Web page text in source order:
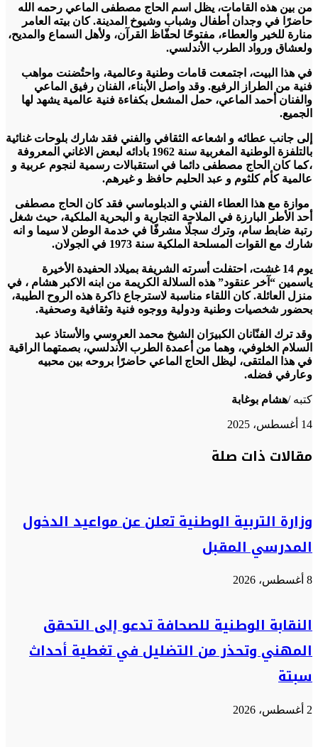
من بين هذه القامات، يظل اسم الحاج مصطفى الماعي رحمه الله
حاضرًا في وجدان أطفال وشباب وشيوخ المدينة. كان بيته العامر
منارة للخير والعطاء، مفتوحًا لحفّاظ القرآن، ولأهل السماع والمديح،
ولعشاق ورواد الطرب الأندلسي.
في هذا البيت، اجتمعت قامات وطنية وعالمية، واحتُضنت مواهب
فنية من الطراز الرفيع. وقد واصل الأبناء، الفنان رفيق الماعي
والفنان أحمد الماعي، حمل المشعل بكفاءة فنية عالمية يشهد لها
الجميع.
إلى جانب عطائه و اشعاعه الثقافي والفني فقد شارك بلوحات غنائية
بالتلفزة الوطنية المغربية سنة 1962 بادائه لبعض الاغاني المعروفة
،كما كان الحاج مصطفى دائما في استقبالات رسمية لنجوم عربية و
عالمية كأم كلثوم و عبد الحليم حافظ و غيرهم.
موازة مع هذا العطاء الفني و الدبلوماسي فقد كان الحاج مصطفى
أحد الأطر البارزة في الملاحة التجارية و البحرية الملكية، حيث شغل
رتبة ضابط سام، وترك سجلًا مشرفًا في خدمة الوطن لا سيما و انه
شارك مع القوات المسلحة الملكية سنة 1973 في الجولان.
يوم 14 غشت، احتفلت أسرته الشريفة بميلاد الحفيدة الأخيرة
ياسمين “آخر عنقود” هذه السلالة الكريمة من ابنه الاكبر هشام ، في
منزل العائلة. كان اللقاء مناسبة لاسترجاع ذاكرة هذه الروح الطيبة،
بحضور شخصيات وطنية ودولية ووجوه فنية وثقافية وصحفية.
وقد ترك الفنّانان الكبيرَان الشيخ محمد العروسي والأستاذ عبد
السلام الخلوفي، وهما من أعمدة الطرب الأندلسي، بصمتهما الراقية
في هذا الملتقى، ليظل الحاج الماعي حاضرًا بروحه بين محبيه
وعارفي فضله.
كتبه /هشام بوغابة
14 أغسطس، 2025
عبر
البريد
مقالات ذات صلة
وزارة التربية الوطنية تعلن عن مواعيد الدخول
المدرسي المقبل
8 أغسطس، 2026
النقابة الوطنية للصحافة تدعو إلى التحقق
المهني وتحذر من التضليل في تغطية أحداث
سبتة
2 أغسطس، 2026